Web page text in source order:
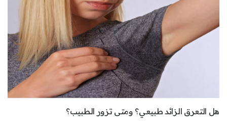
هل التعرق الزائد طبيعي؟ ومتى تزور الطبيب؟